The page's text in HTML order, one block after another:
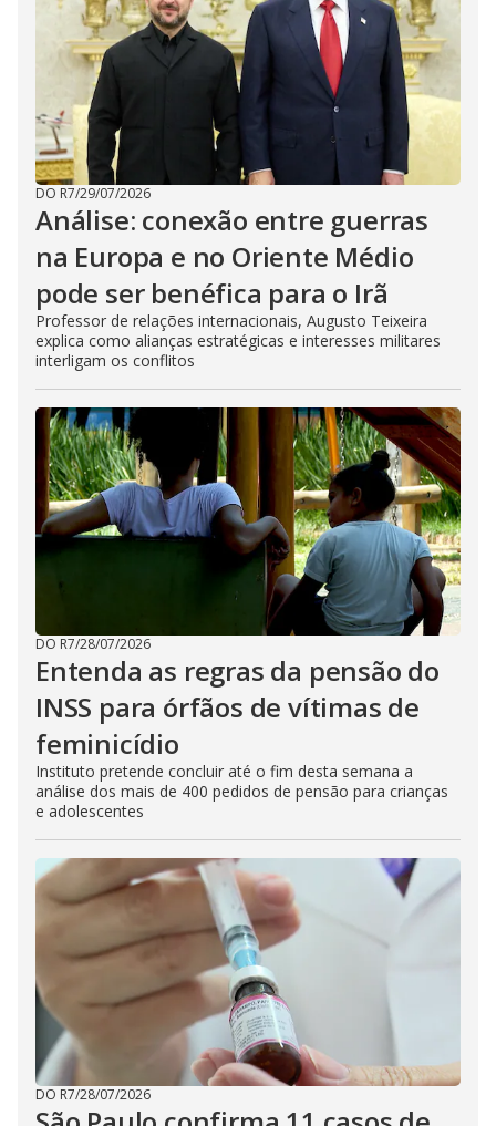
DO R7/29/07/2026
Análise: conexão entre guerras
na Europa e no Oriente Médio
pode ser benéfica para o Irã
Professor de relações internacionais, Augusto Teixeira
explica como alianças estratégicas e interesses militares
interligam os conflitos
DO R7/28/07/2026
Entenda as regras da pensão do
INSS para órfãos de vítimas de
feminicídio
Instituto pretende concluir até o fim desta semana a
análise dos mais de 400 pedidos de pensão para crianças
e adolescentes
DO R7/28/07/2026